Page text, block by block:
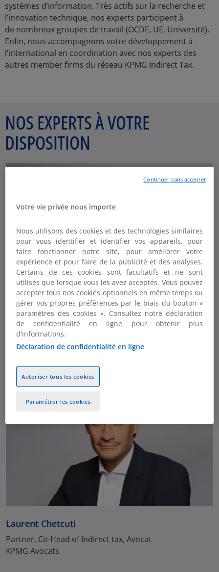
systèmes d’information. Très actifs sur la recherche et
l’innovation technique, nos experts participent à
de nombreux groupes de travail (OCDE, UE, Université).
Enfin, nous accompagnons votre développement à
l’international en coordination avec nos experts des
autres member firms du réseau KPMG Indirect Tax.
NOS EXPERTS À VOTRE
DISPOSITION
Arnaud Moraine
Partner, Co-Head of Indirect tax, Avocat
KPMG Avocats
Laurent Chetcuti
Partner, Co-Head of Indirect tax, Avocat
KPMG Avocats
Votre vie privée nous importe
Nous utilisons des cookies et des technologies similaires
pour vous identifier et identifier vos appareils, pour
faire fonctionner notre site, pour améliorer votre
expérience et pour faire de la publicité et des analyses.
Certains de ces cookies sont facultatifs et ne sont
utilisés que lorsque vous les avez acceptés. Vous pouvez
accepter tous nos cookies optionnels en même temps ou
gérer vos propres préférences par le biais du bouton «
paramètres des cookies ». Consultez notre déclaration
de confidentialité en ligne pour obtenir plus
d'informations.
Déclaration de confidentialité en ligne
Paramétrer les cookies
Autoriser tous les cookies
Continuer sans accepter